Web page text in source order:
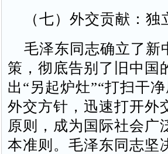
（七）外交贡献：独
毛泽东同志确立了新
策，彻底告别了旧中国
出“另起炉灶”“打扫干
外交方针，迅速打开外
原则，成为国际社会广
本准则。毛泽东同志坚